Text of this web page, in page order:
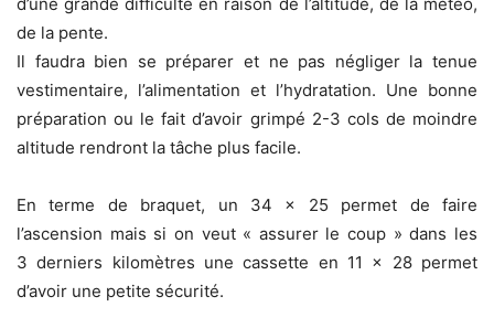
de la pente.
Il faudra bien se préparer et ne pas négliger la tenue
vestimentaire, l’alimentation et l’hydratation. Une bonne
préparation ou le fait d’avoir grimpé 2-3 cols de moindre
altitude rendront la tâche plus facile.
En terme de braquet, un 34 x 25 permet de faire
l’ascension mais si on veut « assurer le coup » dans les
3 derniers kilomètres une cassette en 11 x 28 permet
d’avoir une petite sécurité.